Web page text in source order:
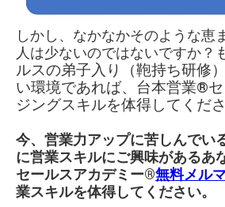
しかし、なかなかそのような恵
人は少ないのではないですか？
ルスの弟子入り（鞄持ち研修
い環境であれば、台本営業®︎
ジングスキルを体得してくださ
今、営業力アップに苦しんでい
に営業スキルにご興味があるあ
セールスアカデミー®︎無料メル
業スキルを体得してください。